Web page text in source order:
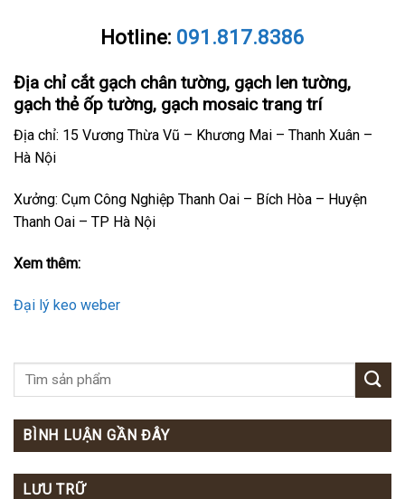
Hotline: 091.817.8386
Địa chỉ cắt gạch chân tường, gạch len tường,
gạch thẻ ốp tường, gạch mosaic trang trí
Địa chỉ: 15 Vương Thừa Vũ – Khương Mai – Thanh Xuân –
Hà Nội
Xưởng: Cụm Công Nghiệp Thanh Oai – Bích Hòa – Huyện
Thanh Oai – TP Hà Nội
Xem thêm:
Đại lý keo weber
BÌNH LUẬN GẦN ĐÂY
LƯU TRỮ